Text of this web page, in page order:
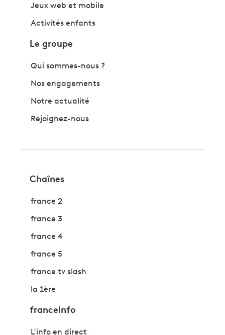
Jeux web et mobile
Activités enfants
Le groupe
Qui sommes-nous ?
Nos engagements
Notre actualité
Rejoignez-nous
Chaînes
france 2
france 3
france 4
france 5
france tv slash
la 1ère
franceinfo
L'info en direct